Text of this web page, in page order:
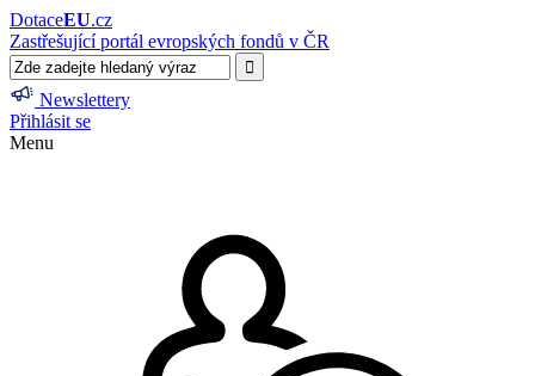
DotaceEU.cz
Zastřešující portál evropských fondů v ČR
Newslettery
Přihlásit se
Menu